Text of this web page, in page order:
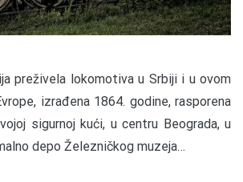
preživela lokomotiva u Srbiji i u ovom
izrađena 1864. godine, rasporena
sigurnoj kući, u centru Beograda, u
depo Železničkog muzeja…